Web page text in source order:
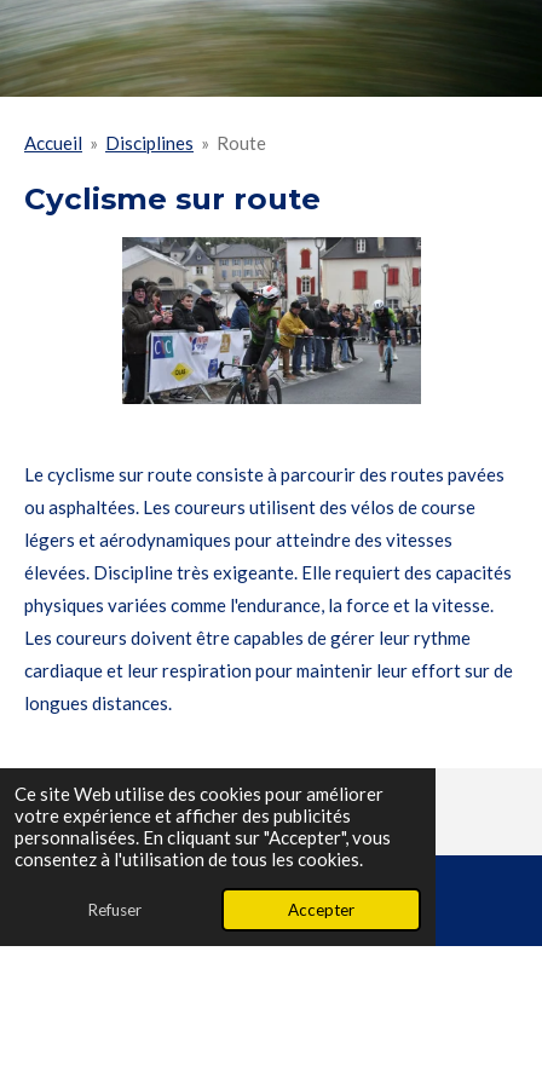
Ce site Web utilise des cookies pour améliorer
votre expérience et afficher des publicités
personnalisées. En cliquant sur "Accepter", vous
consentez à l'utilisation de tous les cookies.
Refuser Accepter
Accueil » Disciplines » Route
Cyclisme sur route
Le cyclisme sur route consiste à parcourir des routes pavées
ou asphaltées. Les coureurs utilisent des vélos de course
légers et aérodynamiques pour atteindre des vitesses
élevées. Discipline très exigeante. Elle requiert des capacités
physiques variées comme l'endurance, la force et la vitesse.
Les coureurs doivent être capables de gérer leur rythme
cardiaque et leur respiration pour maintenir leur effort sur de
longues distances.
© 2024 Comité départemental de cyclisme bouches du rhône
E-mail